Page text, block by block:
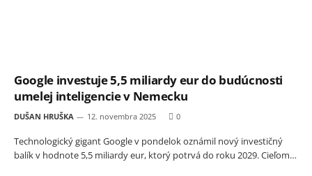
Google investuje 5,5 miliardy eur do budúcnosti
umelej inteligencie v Nemecku
DUŠAN HRUŠKA 12. novembra 2025 0
Technologický gigant Google v pondelok oznámil nový investičný
balík v hodnote 5,5 miliardy eur, ktorý potrvá do roku 2029. Cieľom…